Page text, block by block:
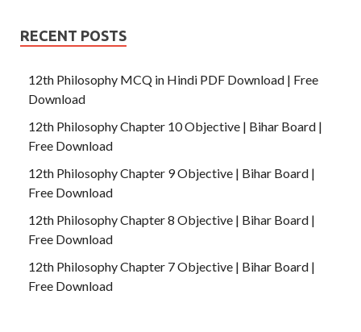
RECENT POSTS
12th Philosophy MCQ in Hindi PDF Download | Free
Download
12th Philosophy Chapter 10 Objective | Bihar Board |
Free Download
12th Philosophy Chapter 9 Objective | Bihar Board |
Free Download
12th Philosophy Chapter 8 Objective | Bihar Board |
Free Download
12th Philosophy Chapter 7 Objective | Bihar Board |
Free Download